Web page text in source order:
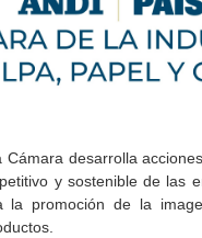
Cámara desarrolla
y sostenible de las
la promoción de la